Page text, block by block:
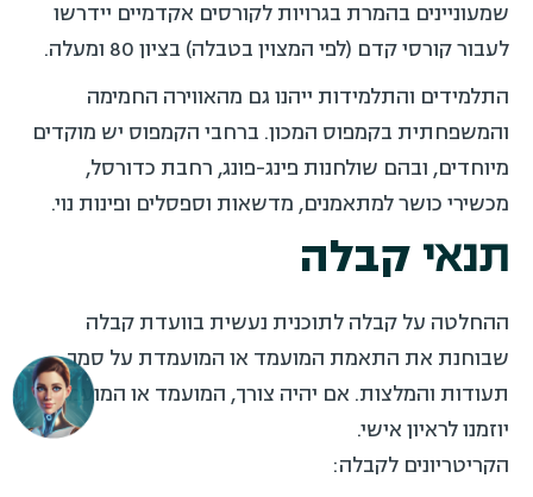
שמעוניינים בהמרת בגרויות לקורסים אקדמיים יידרשו
לעבור קורסי קדם (לפי המצוין בטבלה) בציון 80 ומעלה.
התלמידים והתלמידות ייהנו גם מהאווירה החמימה
והמשפחתית בקמפוס המכון. ברחבי הקמפוס יש מוקדים
מיוחדים, ובהם שולחנות פינג-פונג, רחבת כדורסל,
מכשירי כושר למתאמנים, מדשאות וספסלים ופינות נוי.
תנאי קבלה
ההחלטה על קבלה לתוכנית נעשית בוועדת קבלה
שבוחנת את התאמת המועמד או המועמדת על סמך
תעודות והמלצות. אם יהיה צורך, המועמד או המועמדת
יוזמנו לראיון אישי.
הקריטריונים לקבלה: